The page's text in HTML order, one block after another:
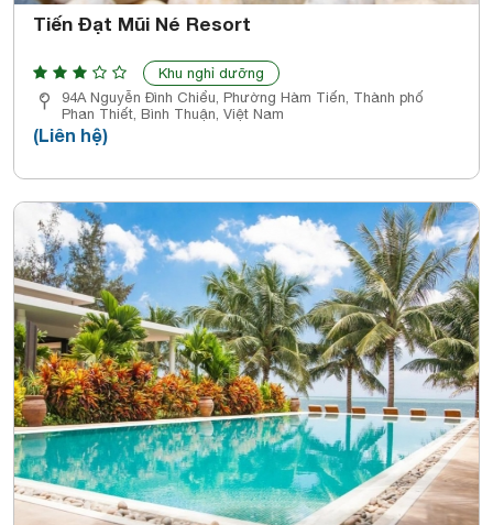
Tiến Đạt Mũi Né Resort
Khu nghỉ dưỡng
94A Nguyễn Đình Chiểu, Phường Hàm Tiến, Thành phố
Phan Thiết, Bình Thuận, Việt Nam
(Liên hệ)